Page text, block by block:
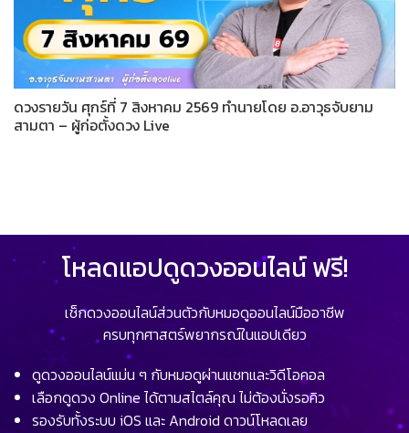
ดวงรายวัน ศุกร์ที่ 7 สิงหาคม 2569 ทำนายโดย อ.อาวุธจับยาม
สามตา – ผู้ก่อตั้งดวง Live
โหลดแอปดูดวงออนไลน์ ฟรี!
เช็กดวงออนไลน์ส่วนตัวกับหมอดูออนไลน์มืออาชีพ
ครบทุกศาสตร์พยากรณ์ในแอปเดียว
ดูดวงออนไลน์แม่น ๆ กับหมอดูผ่านแชทและวิดีโอคอล
เลือกดูดวง Online ได้ตามสไตล์คุณ ไม่ต้องนั่งรอคิว
รองรับทั้งระบบ iOS และ Android ดาวน์โหลดเลย